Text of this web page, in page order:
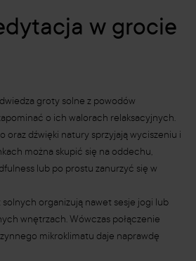
w grocie
groty solne z powodów
o ich walorach relaksacyjnych.
oraz dźwięki natury sprzyjają wyciszeniu i
można skupić się na oddechu,
lub po prostu zanurzyć się w
organizują nawet sesje jogi lub
wnętrzach. Wówczas połączenie
mikroklimatu daje naprawdę